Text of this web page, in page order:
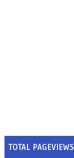
TOTAL PAGEVIEWS